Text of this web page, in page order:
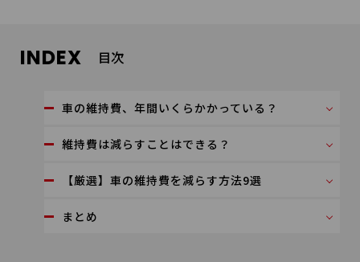
INDEX 目次
車の維持費、年間いくらかかっている？
維持費は減らすことはできる？
【厳選】車の維持費を減らす方法9選
まとめ